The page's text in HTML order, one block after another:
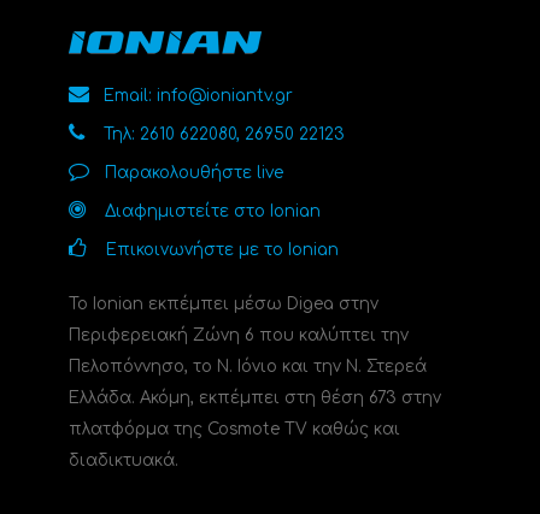
Email: info@ioniantv.gr
Τηλ: 2610 622080, 26950 22123
Παρακολουθήστε live
Διαφημιστείτε στο Ionian
Επικοινωνήστε με το Ionian
Το Ionian εκπέμπει μέσω Digea στην
Περιφερειακή Ζώνη 6 που καλύπτει την
Πελοπόννησο, το N. Ιόνιο και την Ν. Στερεά
Ελλάδα. Ακόμη, εκπέμπει στη θέση 673 στην
πλατφόρμα της Cosmote TV καθώς και
διαδικτυακά.